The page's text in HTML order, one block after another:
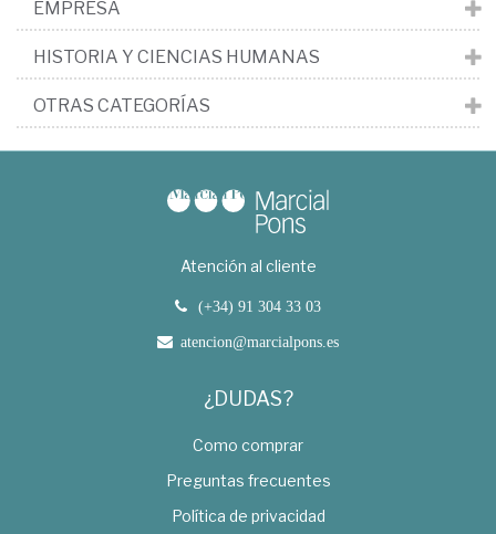
EMPRESA
HISTORIA Y CIENCIAS HUMANAS
OTRAS CATEGORÍAS
Atención al cliente
(+34) 91 304 33 03
atencion@marcialpons.es
¿DUDAS?
Como comprar
Preguntas frecuentes
Política de privacidad